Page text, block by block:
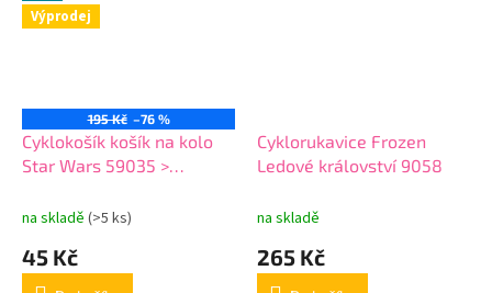
Výprodej
195 Kč –76 %
Cyklokošík košík na kolo
Star Wars 59035 >
na skladě (>5 ks)
45 Kč
Cyklorukavice Frozen
Ledové království 9058
na skladě
265 Kč